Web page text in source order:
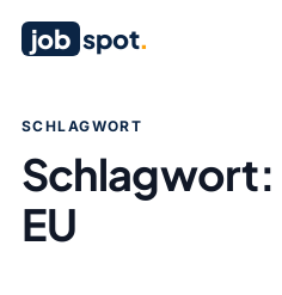
job spot.
SCHLAGWORT
Schlagwort:
EU